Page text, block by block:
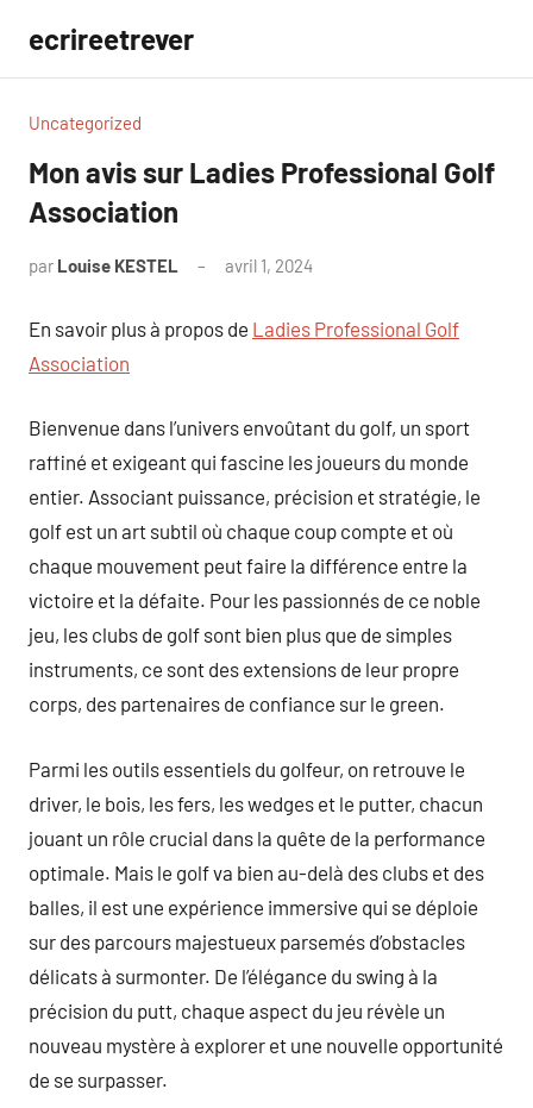
contenu
ecrireetrever
Uncategorized
Mon avis sur Ladies Professional Golf
Association
par Louise KESTEL avril 1, 2024
En savoir plus à propos de Ladies Professional Golf
Association
Bienvenue dans l’univers envoûtant du golf, un sport
raffiné et exigeant qui fascine les joueurs du monde
entier. Associant puissance, précision et stratégie, le
golf est un art subtil où chaque coup compte et où
chaque mouvement peut faire la différence entre la
victoire et la défaite. Pour les passionnés de ce noble
jeu, les clubs de golf sont bien plus que de simples
instruments, ce sont des extensions de leur propre
corps, des partenaires de confiance sur le green.
Parmi les outils essentiels du golfeur, on retrouve le
driver, le bois, les fers, les wedges et le putter, chacun
jouant un rôle crucial dans la quête de la performance
optimale. Mais le golf va bien au-delà des clubs et des
balles, il est une expérience immersive qui se déploie
sur des parcours majestueux parsemés d’obstacles
délicats à surmonter. De l’élégance du swing à la
précision du putt, chaque aspect du jeu révèle un
nouveau mystère à explorer et une nouvelle opportunité
de se surpasser.